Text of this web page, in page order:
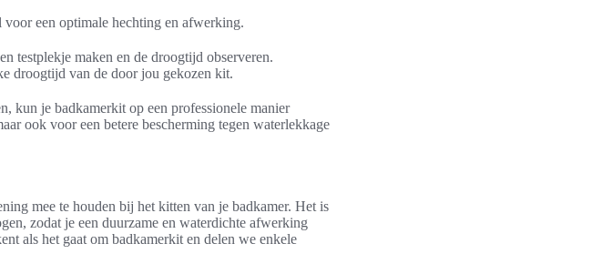
voor een optimale hechting en afwerking.
testplekje maken en de droogtijd observeren.
droogtijd van de door jou gekozen kit.
kun je badkamerkit op een professionele manier
ook voor een betere bescherming tegen waterlekkage
mee te houden bij het kitten van je badkamer. Het is
zodat je een duurzame en waterdichte afwerking
als het gaat om badkamerkit en delen we enkele